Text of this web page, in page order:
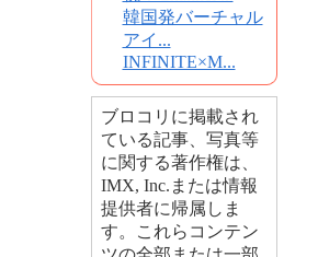
韓国発バーチャル
アイ...
INFINITE×M...
ブロコリに掲載され
ている記事、写真等
に関する著作権は、
IMX, Inc.または情報
提供者に帰属しま
す。これらコンテン